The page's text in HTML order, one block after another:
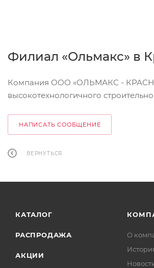
Филиал «Ольмакс» в
Компания ООО «ОЛЬМАКС -
высокотехнологичного
НАПИСАТЬ СООБЩЕНИЕ
ВЕРНУТЬСЯ
КАТАЛОГ
РАСПРОДАЖА
АКЦИИ
О